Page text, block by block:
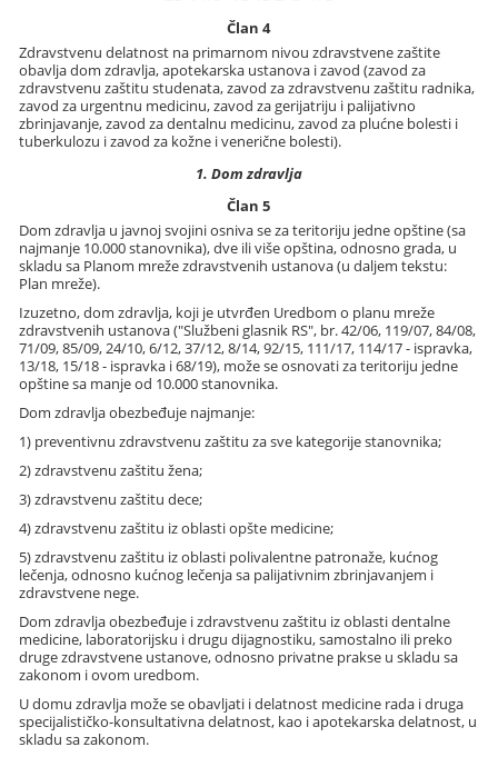
Član 4
Zdravstvenu delatnost na primarnom nivou zdravstvene zaštite
obavlja dom zdravlja, apotekarska ustanova i zavod (zavod za
zdravstvenu zaštitu studenata, zavod za zdravstvenu zaštitu radnika,
zavod za urgentnu medicinu, zavod za gerijatriju i palijativno
zbrinjavanje, zavod za dentalnu medicinu, zavod za plućne bolesti i
tuberkulozu i zavod za kožne i venerične bolesti).
1. Dom zdravlja
Član 5
Dom zdravlja u javnoj svojini osniva se za teritoriju jedne opštine (sa
najmanje 10.000 stanovnika), dve ili više opština, odnosno grada, u
skladu sa Planom mreže zdravstvenih ustanova (u daljem tekstu:
Plan mreže).
Izuzetno, dom zdravlja, koji je utvrđen Uredbom o planu mreže
zdravstvenih ustanova ("Službeni glasnik RS", br. 42/06, 119/07, 84/08,
71/09, 85/09, 24/10, 6/12, 37/12, 8/14, 92/15, 111/17, 114/17 - ispravka,
13/18, 15/18 - ispravka i 68/19), može se osnovati za teritoriju jedne
opštine sa manje od 10.000 stanovnika.
Dom zdravlja obezbeđuje najmanje:
1) preventivnu zdravstvenu zaštitu za sve kategorije stanovnika;
2) zdravstvenu zaštitu žena;
3) zdravstvenu zaštitu dece;
4) zdravstvenu zaštitu iz oblasti opšte medicine;
5) zdravstvenu zaštitu iz oblasti polivalentne patronaže, kućnog
lečenja, odnosno kućnog lečenja sa palijativnim zbrinjavanjem i
zdravstvene nege.
Dom zdravlja obezbeđuje i zdravstvenu zaštitu iz oblasti dentalne
medicine, laboratorijsku i drugu dijagnostiku, samostalno ili preko
druge zdravstvene ustanove, odnosno privatne prakse u skladu sa
zakonom i ovom uredbom.
U domu zdravlja može se obavljati i delatnost medicine rada i druga
specijalističko-konsultativna delatnost, kao i apotekarska delatnost, u
skladu sa zakonom.